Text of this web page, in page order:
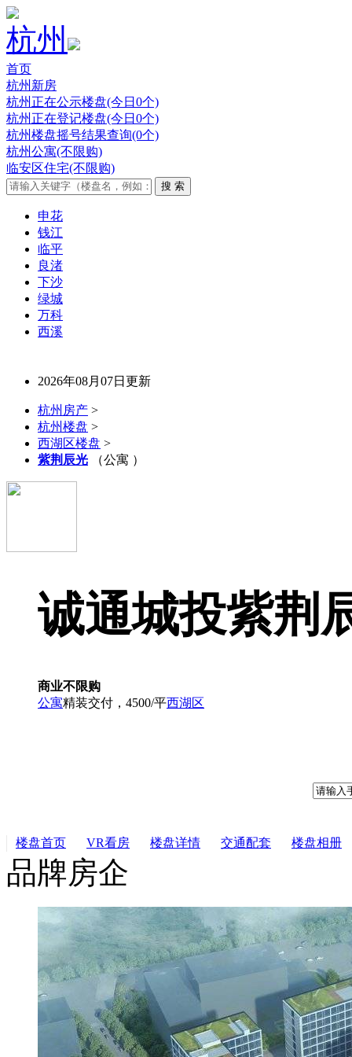
杭州
首页
杭州新房
杭州正在公示楼盘(今日0个)
杭州正在登记楼盘(今日0个)
杭州楼盘摇号结果查询(0个)
杭州公寓(不限购)
临安区住宅(不限购)
申花
钱江
临平
良渚
下沙
绿城
万科
西溪
2026年08月07日更新
杭州房产 >
杭州楼盘 >
西湖区楼盘 >
紫荆辰光 （公寓 ）
诚通城投紫荆
商业不限购
公寓精装交付，4500/平西湖区
楼盘首页 VR看房 楼盘详情 交通配套 楼盘相册
品牌房企